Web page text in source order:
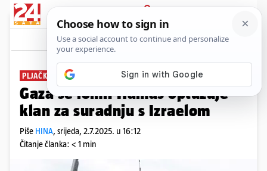
PRIJAVA
News Komentari
PLJAČKE
Gaza se lomi: Hamas optužuje
klan za suradnju s Izraelom
Piše HINA, srijeda, 2.7.2025. u 16:12
Čitanje članka: < 1 min